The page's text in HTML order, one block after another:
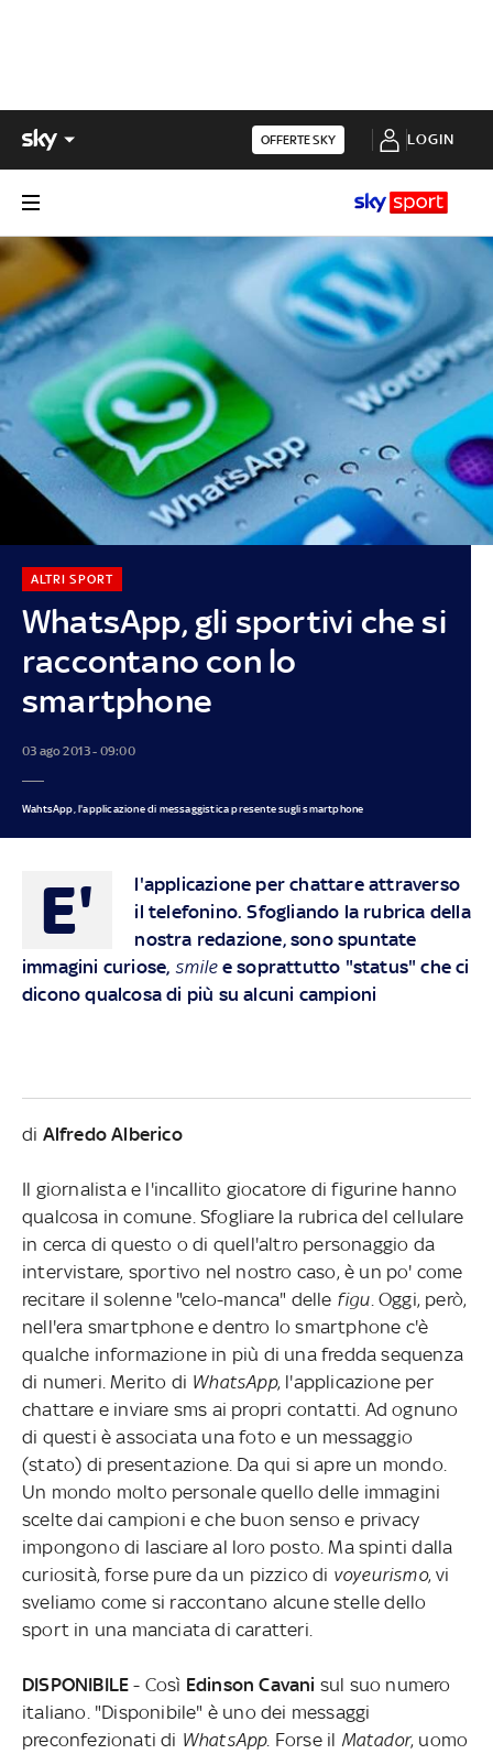
OFFERTE SKY LOGIN
WhatsApp, gli sportivi che si
raccontano con lo
smartphone
ALTRI SPORT
03 ago 2013 - 09:00
WahtsApp, l'applicazione di messaggistica presente sugli smartphone
E'
l'applicazione per chattare attraverso
il telefonino. Sfogliando la rubrica della
nostra redazione, sono spuntate
immagini curiose, smile e soprattutto "status" che ci
dicono qualcosa di più su alcuni campioni
di Alfredo Alberico
Il giornalista e l'incallito giocatore di figurine hanno
qualcosa in comune. Sfogliare la rubrica del cellulare
in cerca di questo o di quell'altro personaggio da
intervistare, sportivo nel nostro caso, è un po' come
recitare il solenne "celo-manca" delle figu . Oggi, però,
nell'era smartphone e dentro lo smartphone c'è
qualche informazione in più di una fredda sequenza
di numeri. Merito di WhatsApp, l'applicazione per
chattare e inviare sms ai propri contatti. Ad ognuno
di questi è associata una foto e un messaggio
(stato) di presentazione. Da qui si apre un mondo.
Un mondo molto personale quello delle immagini
scelte dai campioni e che buon senso e privacy
impongono di lasciare al loro posto. Ma spinti dalla
curiosità, forse pure da un pizzico di voyeurismo, vi
sveliamo come si raccontano alcune stelle dello
sport in una manciata di caratteri.
DISPONIBILE - Così Edinson Cavani sul suo numero
italiano. "Disponibile" è uno dei messaggi
preconfezionati di WhatsApp. Forse il Matador, uomo